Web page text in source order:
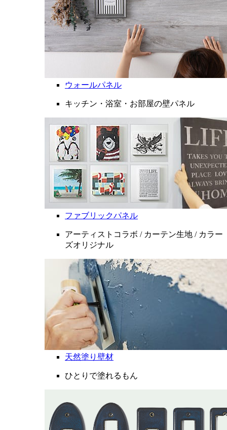
ウォールパネル
キッチン・浴室・お部屋の壁パネル
ファブリックパネル
アーティストコラボ / カーテン生地 / カラー
ズオリジナル
天然塗り壁材
ひとりで塗れるもん